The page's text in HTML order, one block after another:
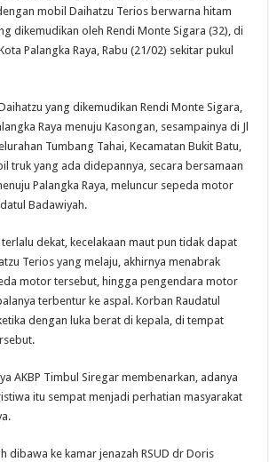
mobil Daihatzu Terios berwarna hitam
dikemudikan oleh Rendi Monte Sigara (32), di
Palangka Raya, Rabu (21/02) sekitar pukul
yang dikemudikan Rendi Monte Sigara,
Raya menuju Kasongan, sesampainya di Jl
Tumbang Tahai, Kecamatan Bukit Batu,
truk yang ada didepannya, secara bersamaan
Palangka Raya, meluncur sepeda motor
Badawiyah.
dekat, kecelakaan maut pun tidak dapat
Terios yang melaju, akhirnya menabrak
motor tersebut, hingga pengendara motor
terbentur ke aspal. Korban Raudatul
dengan luka berat di kepala, di tempat
AKBP Timbul Siregar membenarkan, adanya
itu sempat menjadi perhatian masyarakat
dibawa ke kamar jenazah RSUD dr Doris